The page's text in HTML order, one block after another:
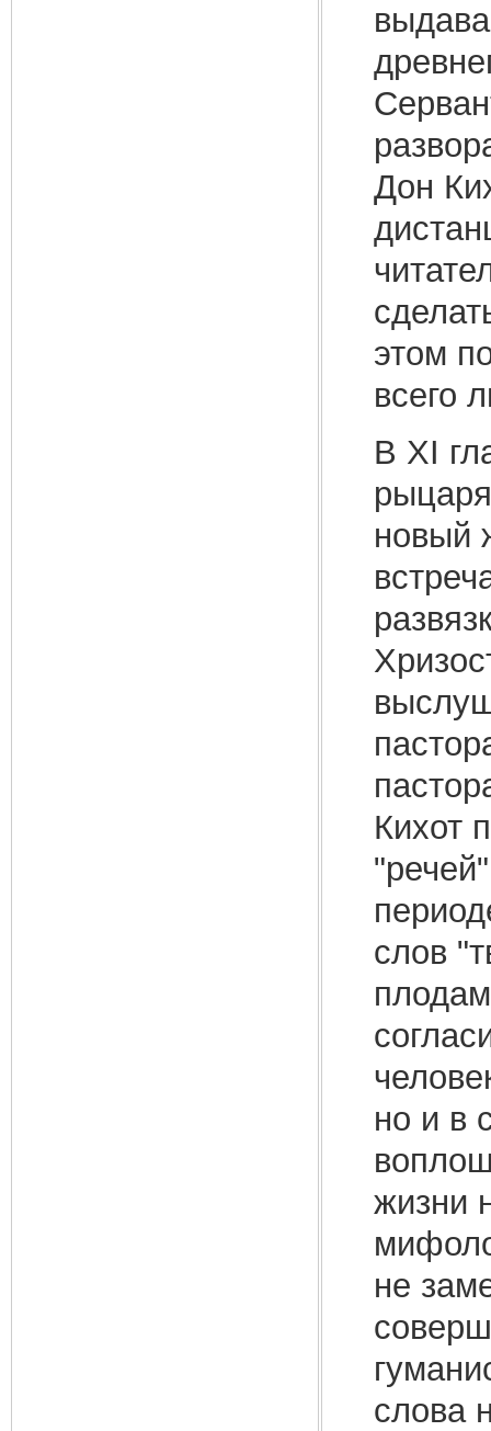
Дон
этом
всего
В XI
новый
Кихот
слов
но и в
жизни
не
слова